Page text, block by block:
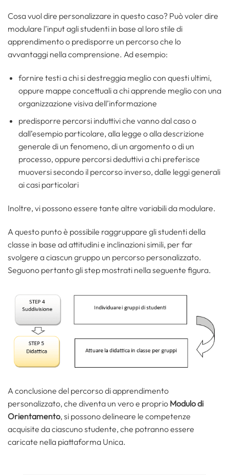
Cosa vuol dire personalizzare in questo caso? Può voler dire
modulare l’input agli studenti in base al loro stile di
apprendimento o predisporre un percorso che lo
avvantaggi nella comprensione. Ad esempio:
fornire testi a chi si destreggia meglio con questi ultimi,
oppure mappe concettuali a chi apprende meglio con una
organizzazione visiva dell’informazione
predisporre percorsi induttivi che vanno dal caso o
dall’esempio particolare, alla legge o alla descrizione
generale di un fenomeno, di un argomento o di un
processo, oppure percorsi deduttivi a chi preferisce
muoversi secondo il percorso inverso, dalle leggi generali
ai casi particolari
Inoltre, vi possono essere tante altre variabili da modulare.
A questo punto è possibile raggruppare gli studenti della
classe in base ad attitudini e inclinazioni simili, per far
svolgere a ciascun gruppo un percorso personalizzato.
Seguono pertanto gli step mostrati nella seguente figura.
A conclusione del percorso di apprendimento
personalizzato, che diventa un vero e proprio Modulo di
Orientamento, si possono delineare le competenze
acquisite da ciascuno studente, che potranno essere
caricate nella piattaforma Unica.